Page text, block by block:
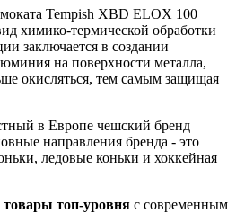
Tempish XBD ELOX 100
химико-термической обработки
заключается в создании
на поверхности металла,
окисляться, тем самым защищая
в Европе чешский бренд
направления бренда - это
ледовые коньки и хоккейная
товары топ-уровня с современным